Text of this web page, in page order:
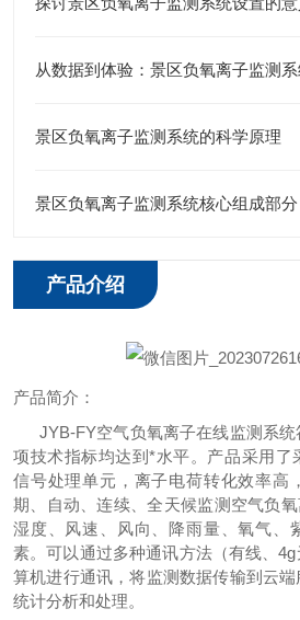
景区负氧离子监测系统的科学原理
景区负氧离子监测系统核心组成部分
产品介绍
产品简介：
JYB-FY空气负氧离子在线监测系
项技术指标均达到*水平。产品采用了
信号处理单元，离子电荷转化效率高
期、自动、连续、全天候监测空气负氧
湿度、风速、风向、降雨量、氧气、
素。可以通过多种通讯方法（有线、
算机进行通讯，将监测数据传输到云
统计分析和处理。